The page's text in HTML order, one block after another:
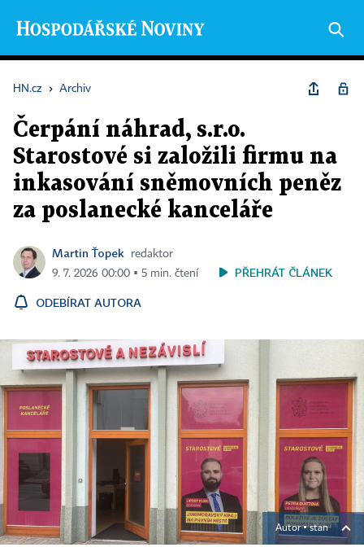
HN.cz › Archiv
Čerpání náhrad, s.r.o.
Starostové si založili firmu na
inkasování sněmovních peněz
za poslanecké kanceláře
Martin Ťopek
redaktor
9. 7. 2026 00:00 ▪ 5 min. čtení
PŘEHRÁT ČLÁNEK
ODEBÍRAT AUTORA
Autor ▪stan